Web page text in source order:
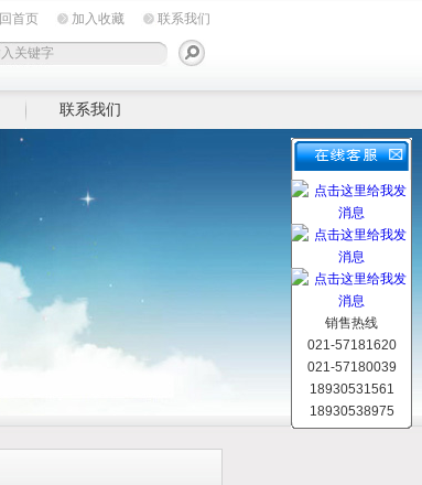
首页 加入收藏 联系我们
联系我们
销售热线
021-57181620
021-57180039
18930531561
18930538975